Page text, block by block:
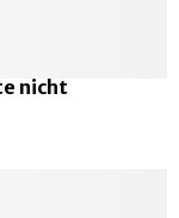
nicht